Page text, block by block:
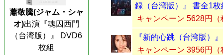
蕭敬騰(ジャム・シャ
オ)出演『魂囚西門
（台湾版）』 DVD6
枚組
録（台湾版）』 書全1枚
キャンペーン 5628円（
『新的心跳（台湾版）
キャンペーン 3956円（